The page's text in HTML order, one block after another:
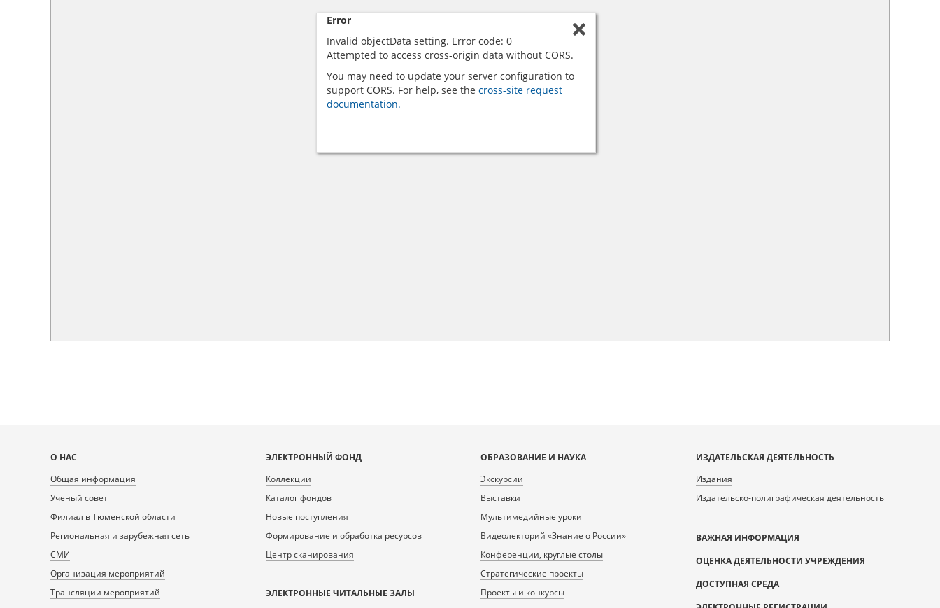
Error
Invalid objectData setting. Error code: 0
Attempted to access cross-origin data without CORS.
You may need to update your server configuration to
support CORS. For help, see the cross-site request
documentation.
Карта
сайта
О НАС
Общая информация
Ученый совет
Филиал в Тюменской области
Региональная и зарубежная сеть
СМИ
Организация мероприятий
Трансляции мероприятий
ЭЛЕКТРОННЫЙ ФОНД
Коллекции
Каталог фондов
Новые поступления
Формирование и обработка ресурсов
Центр сканирования
ЭЛЕКТРОННЫЕ ЧИТАЛЬНЫЕ ЗАЛЫ
ОБРАЗОВАНИЕ И НАУКА
Экскурсии
Выставки
Мультимедийные уроки
Видеолекторий «Знание о России»
Конференции, круглые столы
Стратегические проекты
Проекты и конкурсы
ИЗДАТЕЛЬСКАЯ ДЕЯТЕЛЬНОСТЬ
Издания
Издательско-полиграфическая деятельность
ВАЖНАЯ ИНФОРМАЦИЯ
ОЦЕНКА ДЕЯТЕЛЬНОСТИ УЧРЕЖДЕНИЯ
ДОСТУПНАЯ СРЕДА